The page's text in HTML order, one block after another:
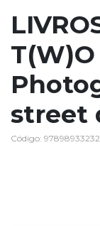
T(W)O
street
Código: